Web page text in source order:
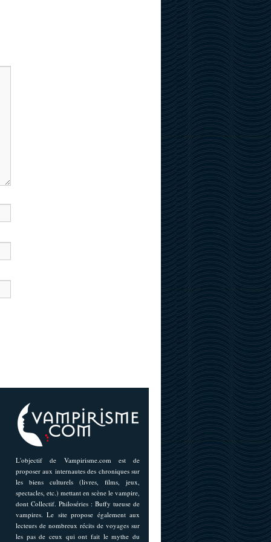
L'objectif de Vampirisme.com est de
proposer aux internautes des chroniques sur
les biens culturels (livres, films, jeux,
spectacles, etc.) mettant en scène le vampire,
dont Collectif. Philoséries : Buffy tueuse de
vampires. Le site propose également aux
lecteurs de nombreux récits de voyages sur
les pas de ceux qui ont fait le mythe du